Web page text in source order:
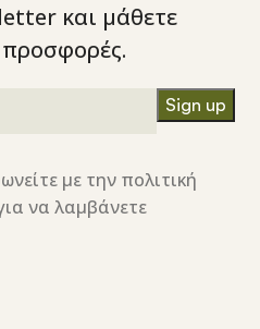
και μάθετε
προσφορές.
με την πολιτική
να λαμβάνετε